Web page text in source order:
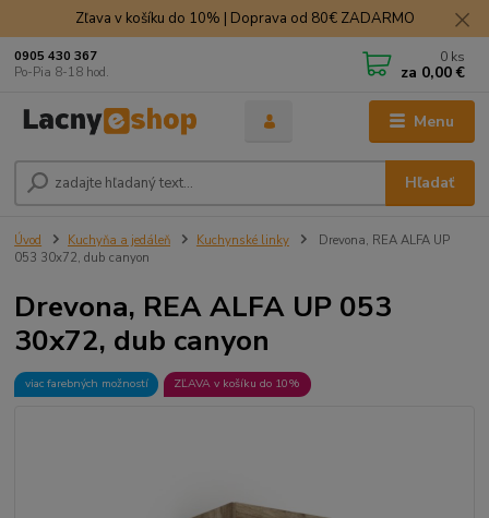
Zľava v košíku do 10% | Doprava od 80€ ZADARMO
Menu
Hľadať
0905 430 367
Po-Pia 8-18 hod.
0 ks
za 0,00 €
Úvod Kuchyňa a jedáleň Kuchynské linky
Drevona, REA ALFA UP
053 30x72, dub canyon
Drevona, REA ALFA UP 053
30x72, dub canyon
viac farebných možností ZĽAVA v košíku do 10%